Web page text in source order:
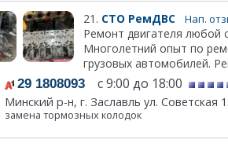
21. СТО РемДВС Нап.
Ремонт двигателя любой
Многолетний опыт по
грузовых автомобилей.
29 1808093 с 9:00 до 18:00
Минский р-н, г. Заславль ул. Советская
замена тормозных колодок